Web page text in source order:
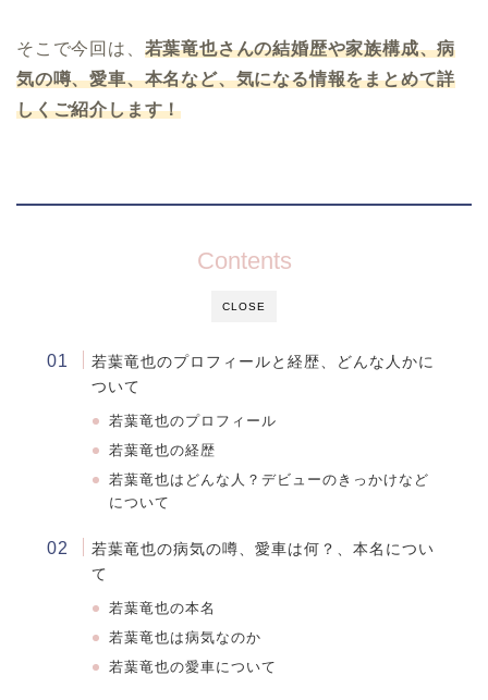
そこで今回は、 若葉竜也さんの結婚歴や家族構成、病
気の噂、愛車、本名など、気になる情報をまとめて詳
しくご紹介します！
CLOSE
Contents
若葉竜也のプロフィールと経歴、どんな人かに
ついて
若葉竜也のプロフィール
若葉竜也の経歴
若葉竜也はどんな人？デビューのきっかけなど
について
若葉竜也の病気の噂、愛車は何？、本名につい
て
若葉竜也の本名
若葉竜也は病気なのか
若葉竜也の愛車について